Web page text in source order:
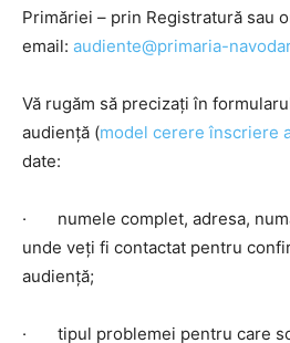
Primăriei – prin Registratură sau
email: audiente@primaria-
Vă rugăm să precizați în
audiență (model cerere înscriere
date:
· numele complet, adresa,
unde veți fi contactat pentru
audiență;
· tipul problemei pentru care